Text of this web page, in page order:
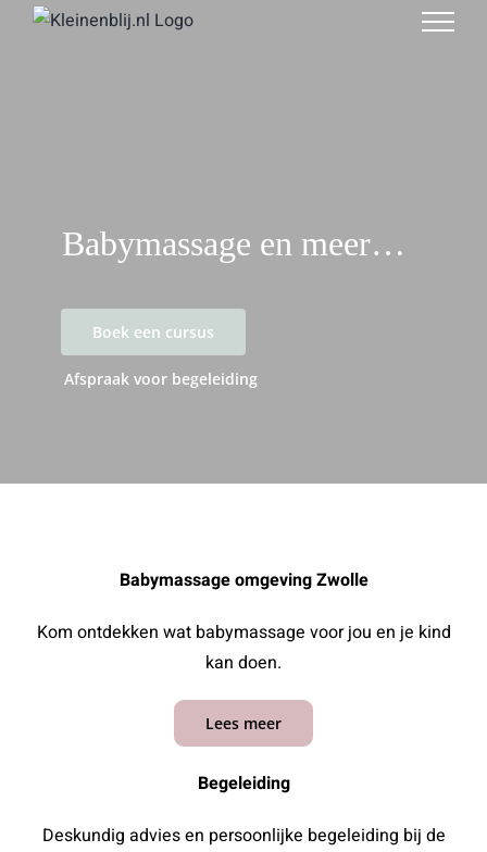
Babymassage en meer…
Boek een cursus
Afspraak voor begeleiding
Babymassage omgeving Zwolle
Kom ontdekken wat babymassage voor jou en je kind
kan doen.
Lees meer
Begeleiding
Deskundig advies en persoonlijke begeleiding bij de